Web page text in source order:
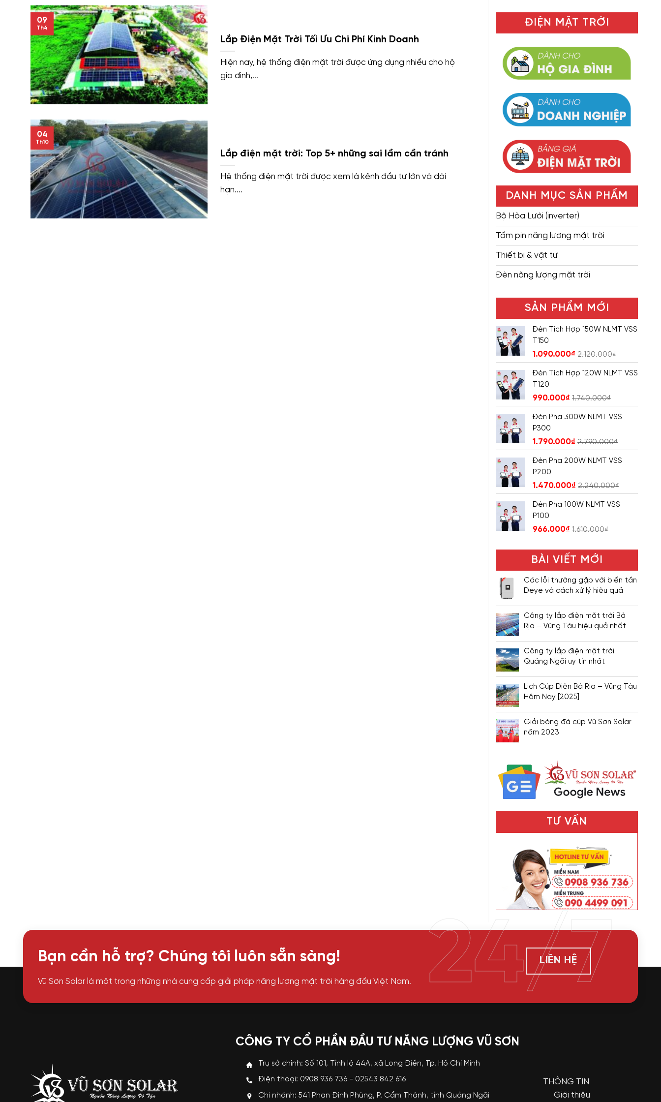
Lắp Điện Mặt Trời Tối Ưu Chi Phí Kinh Doanh
Hiện nay, hệ thống điện mặt trời được ứng dụng nhiều cho hộ
gia đình,...
09
Th4
Lắp điện mặt trời: Top 5+ những sai lầm cần tránh
Hệ thống điện mặt trời được xem là kênh đầu tư lớn và dài
hạn....
04
Th10
ĐIỆN MẶT TRỜI
DANH MỤC SẢN PHẨM
Bộ Hòa Lưới (inverter)
Tấm pin năng lượng mặt trời
Thiết bị & vật tư
Đèn năng lượng mặt trời
SẢN PHẨM MỚI
Đèn Tích Hợp 150W NLMT VSS
T150
1.090.000₫ 2.120.000₫
Đèn Tích Hợp 120W NLMT VSS
T120
990.000₫ 1.740.000₫
Đèn Pha 300W NLMT VSS
P300
1.790.000₫ 2.790.000₫
Đèn Pha 200W NLMT VSS
P200
1.470.000₫ 2.240.000₫
Đèn Pha 100W NLMT VSS
P100
966.000₫ 1.610.000₫
BÀI VIẾT MỚI
Các lỗi thường gặp với biến tần
Deye và cách xử lý hiệu quả
Công ty lắp điện mặt trời Bà
Rịa – Vũng Tàu hiệu quả nhất
Công ty lắp điện mặt trời
Quảng Ngãi uy tín nhất
Lịch Cúp Điện Bà Rịa – Vũng Tàu
Hôm Nay [2025]
Giải bóng đá cúp Vũ Sơn Solar
năm 2023
TƯ VẤN
Bạn cần hỗ trợ? Chúng tôi luôn sẵn sàng!
Vũ Sơn Solar là một trong những nhà cung cấp giải pháp năng lượng mặt trời hàng đầu Việt Nam.
LIÊN HỆ
24/7
CÔNG TY CỔ PHẦN ĐẦU TƯ NĂNG LƯỢNG VŨ SƠN
Trụ sở chính: Số 101, Tỉnh lộ 44A, xã Long Điền, Tp. Hồ Chí Minh
Điện thoại: 0908 936 736 - 02543 842 616
Chi nhánh: 541 Phan Đình Phùng, P. Cẩm Thành, tỉnh Quảng Ngãi
THÔNG TIN
Giới thiệu